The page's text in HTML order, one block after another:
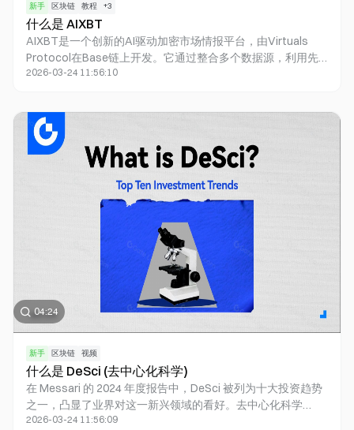
新手 区块链 教程 +3
什么是 AIXBT
AIXBT是一个创新的AI驱动加密市场情报平台，由Virtuals
Protocol在Base链上开发。它通过整合多个数据源，利用先
进的叙述检测和Alpha分析，为用户提供实时市场洞察和交易
AIXBT展现惊人增长潜力，两周内市值突破2.5亿美元，X平台
粉丝超10万。对于持有600,000枚以上$AIXBT的用户，可通过
官方平台获取更精准的市场分析。
2026-03-24 11:56:10
04:24
新手 区块链 视频
什么是 DeSci (去中心化科学)
在 Messari 的 2024 年度报告中，DeSci 被列为十大投资趋势
之一，凸显了业界对这一新兴领域的看好。去中心化科学
（DeSci）是一种革命性的科研模式，旨在解决传统科学研究
2026-03-24 11:56:09